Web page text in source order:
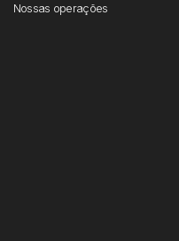
Nossas operações